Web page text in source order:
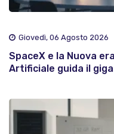
Giovedì, 06 Agosto 2026
SpaceX e la Nuova
Artificiale guida il